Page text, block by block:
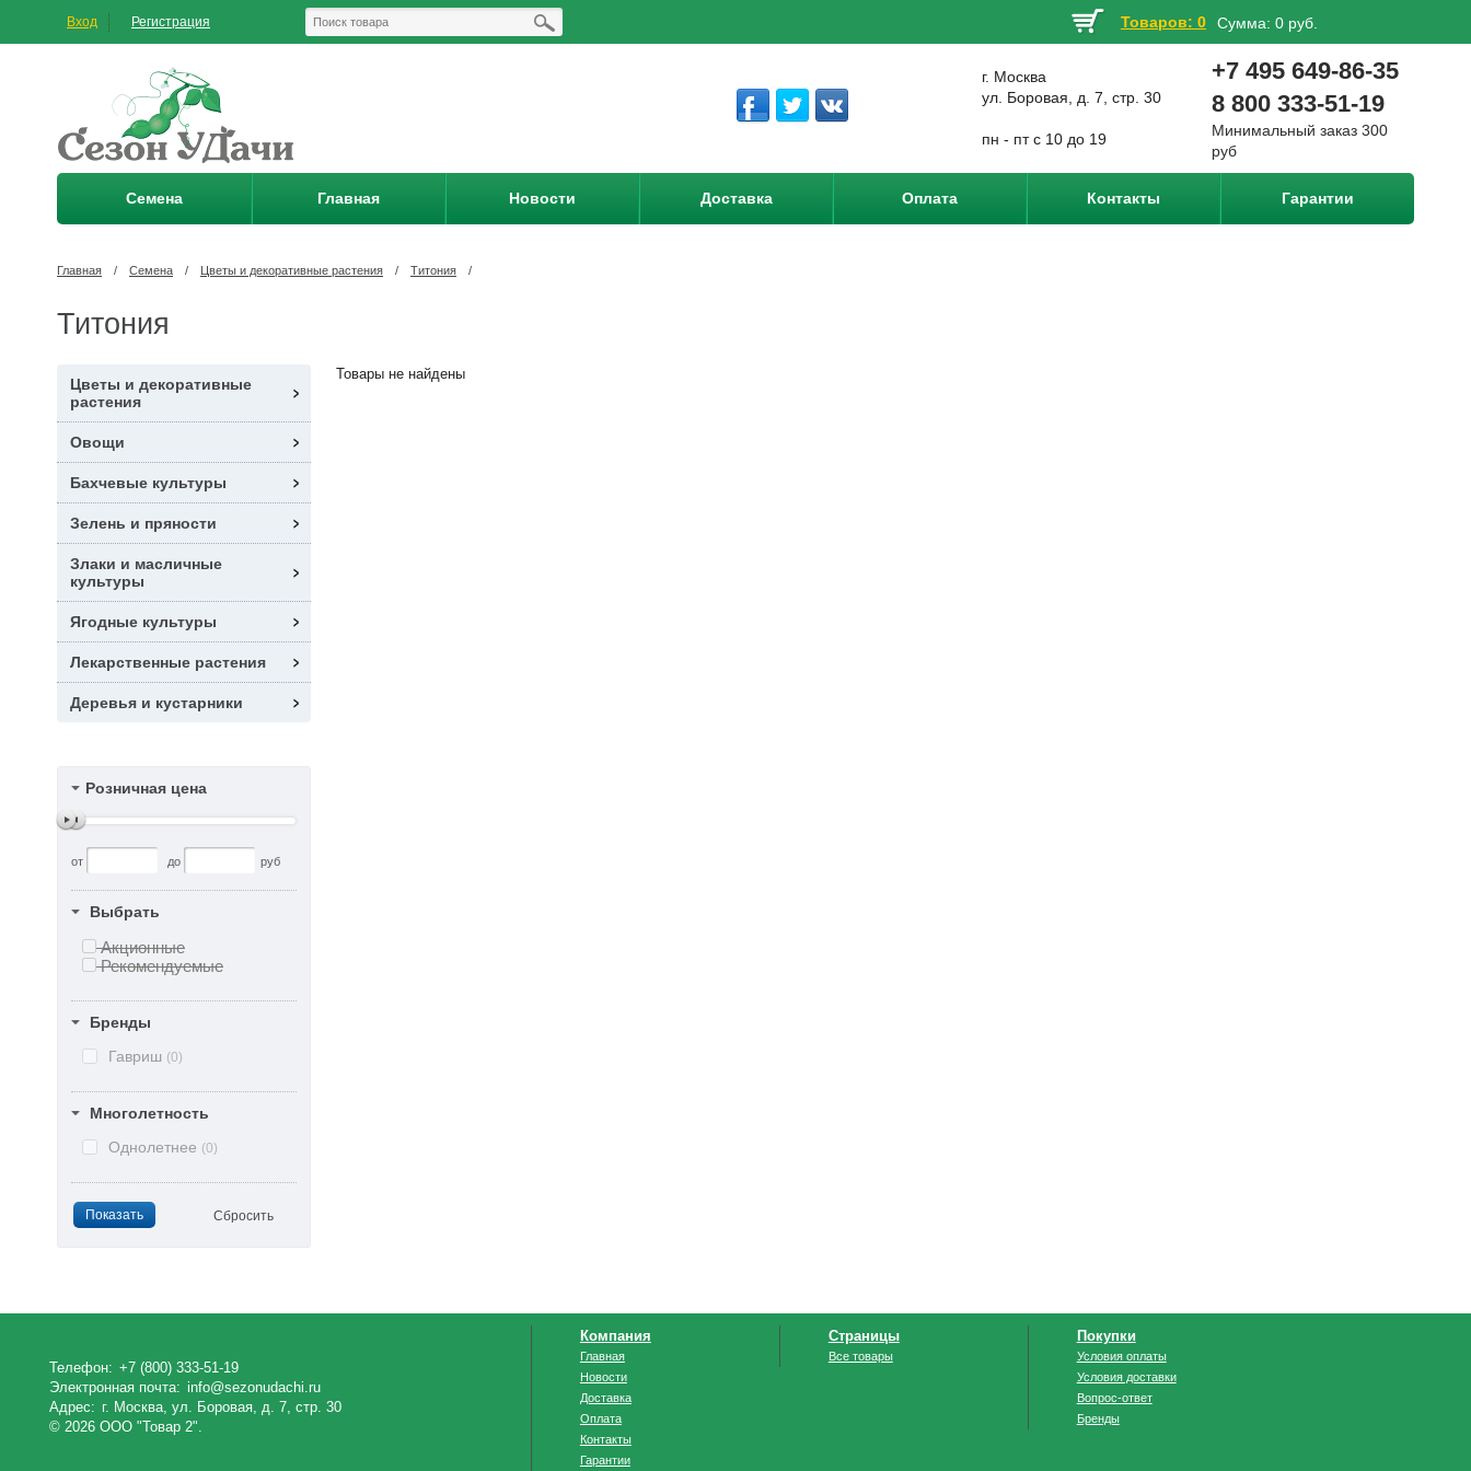
Вход Регистрация Товаров: 0 Сумма: 0 руб.
г. Москва
ул. Боровая, д. 7, стр. 30
пн - пт с 10 до 19
+7 495 649-86-35
8 800 333-51-19
Минимальный заказ 300
руб
Семена Главная Новости Доставка Оплата Контакты Гарантии
Главная / Семена / Цветы и декоративные растения / Титония /
Титония
Цветы и декоративные
растения
Овощи
Бахчевые культуры
Зелень и пряности
Злаки и масличные
культуры
Ягодные культуры
Лекарственные растения
Деревья и кустарники
Розничная цена
от до руб
Выбрать
Акционные
Рекомендуемые
Бренды
Гавриш (0)
Многолетность
Однолетнее (0)
Товары не найдены
Телефон: +7 (800) 333-51-19
Электронная почта: info@sezonudachi.ru
Адрес: г. Москва, ул. Боровая, д. 7, стр. 30
© 2026 ООО "Товар 2".
Компания
Главная
Новости
Доставка
Оплата
Контакты
Гарантии
Страницы
Все товары
Покупки
Условия оплаты
Условия доставки
Вопрос-ответ
Бренды